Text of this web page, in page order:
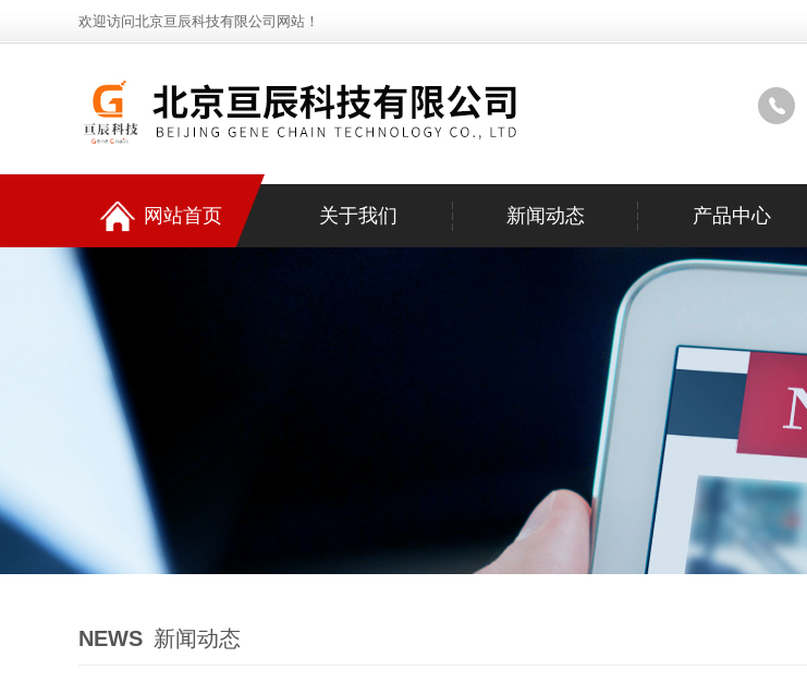
欢迎访问北京亘辰科技有限公司网站！
网站首页 关于我们 新闻动态 产品中心
NEWS 新闻动态